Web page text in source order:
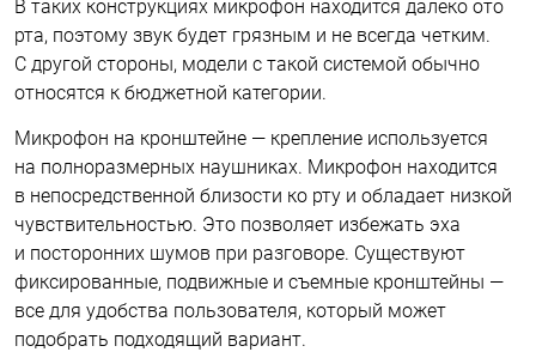
В таких конструкциях микрофон находится далеко ото
рта, поэтому звук будет грязным и не всегда четким.
С другой стороны, модели с такой системой обычно
относятся к бюджетной категории.
Микрофон на кронштейне — крепление используется
на полноразмерных наушниках. Микрофон находится
в непосредственной близости ко рту и обладает низкой
чувствительностью. Это позволяет избежать эха
и посторонних шумов при разговоре. Существуют
фиксированные, подвижные и съемные кронштейны —
все для удобства пользователя, который может
подобрать подходящий вариант.